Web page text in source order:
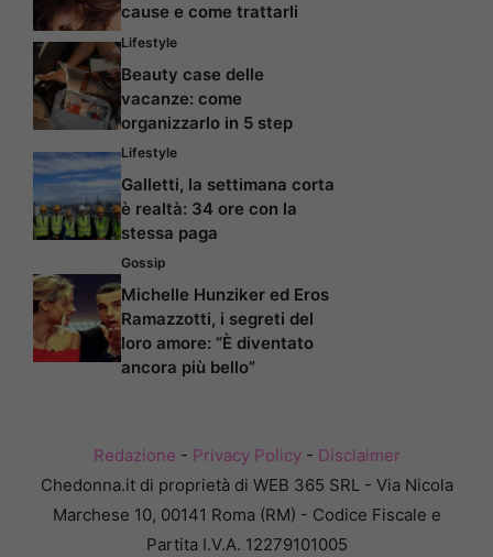
cause e come trattarli
Lifestyle
Beauty case delle
vacanze: come
organizzarlo in 5 step
Lifestyle
Galletti, la settimana corta
è realtà: 34 ore con la
stessa paga
Gossip
Michelle Hunziker ed Eros
Ramazzotti, i segreti del
loro amore: “È diventato
ancora più bello”
Redazione - Privacy Policy- Disclaimer
Chedonna.it di proprietà di WEB 365 SRL - Via Nicola
Marchese 10, 00141 Roma (RM) - Codice Fiscale e
Partita I.V.A. 12279101005